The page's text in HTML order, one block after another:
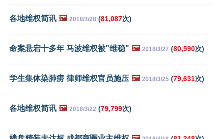
各地维权简讯 🖼️ 2018/3/28 (81,087次)
命案悬宕十多年 马波维权被"维稳" 🖼️ 2018/3/27 (80,590次)
学生集体染肺痨 律师维权官员施压 🖼️ 2018/3/25 (79,631次)
各地维权简讯 🖼️ 2018/3/22 (79,799次)